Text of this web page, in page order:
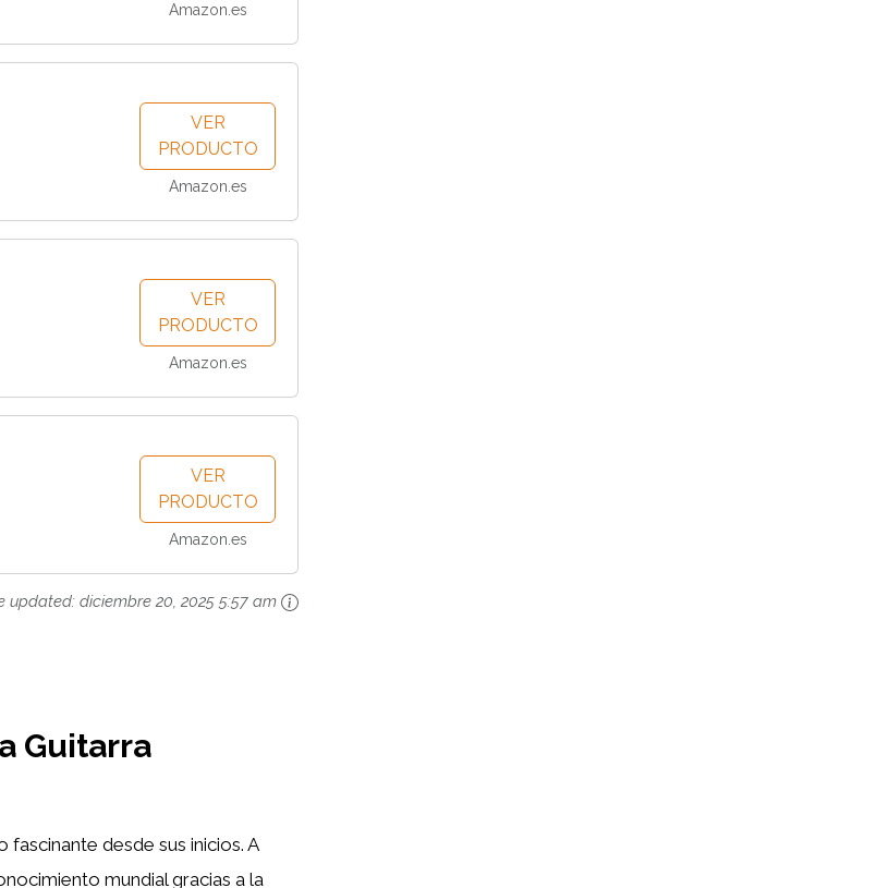
Amazon.es
VER
PRODUCTO
Amazon.es
VER
PRODUCTO
Amazon.es
VER
PRODUCTO
Amazon.es
updated: diciembre 20, 2025 5:57 am
Guitarra
fascinante desde sus inicios. A
mundial gracias a la